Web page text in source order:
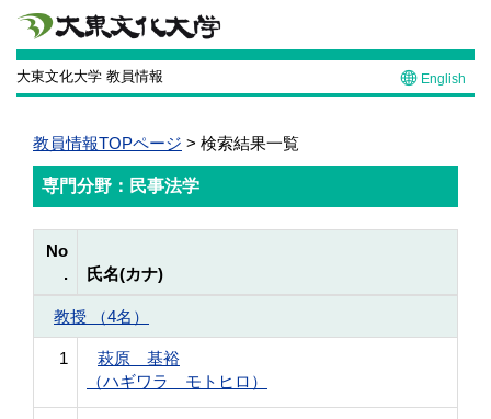
大東文化大学 教員情報 English
教員情報TOPページ > 検索結果一覧
専門分野：民事法学
No
.
氏名(カナ)
教授 （4名）
1
萩原 基裕
（ハギワラ モトヒロ）